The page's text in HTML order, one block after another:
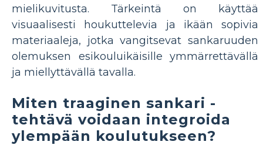
mielikuvitusta. Tärkeintä on käyttää
visuaalisesti houkuttelevia ja ikään sopivia
materiaaleja, jotka vangitsevat sankaruuden
olemuksen esikouluikäisille ymmärrettävällä
ja miellyttävällä tavalla.
Miten traaginen sankari -
tehtävä voidaan integroida
ylempään koulutukseen?